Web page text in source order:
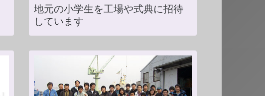
地元の小学生を工場や式典に招待
しています